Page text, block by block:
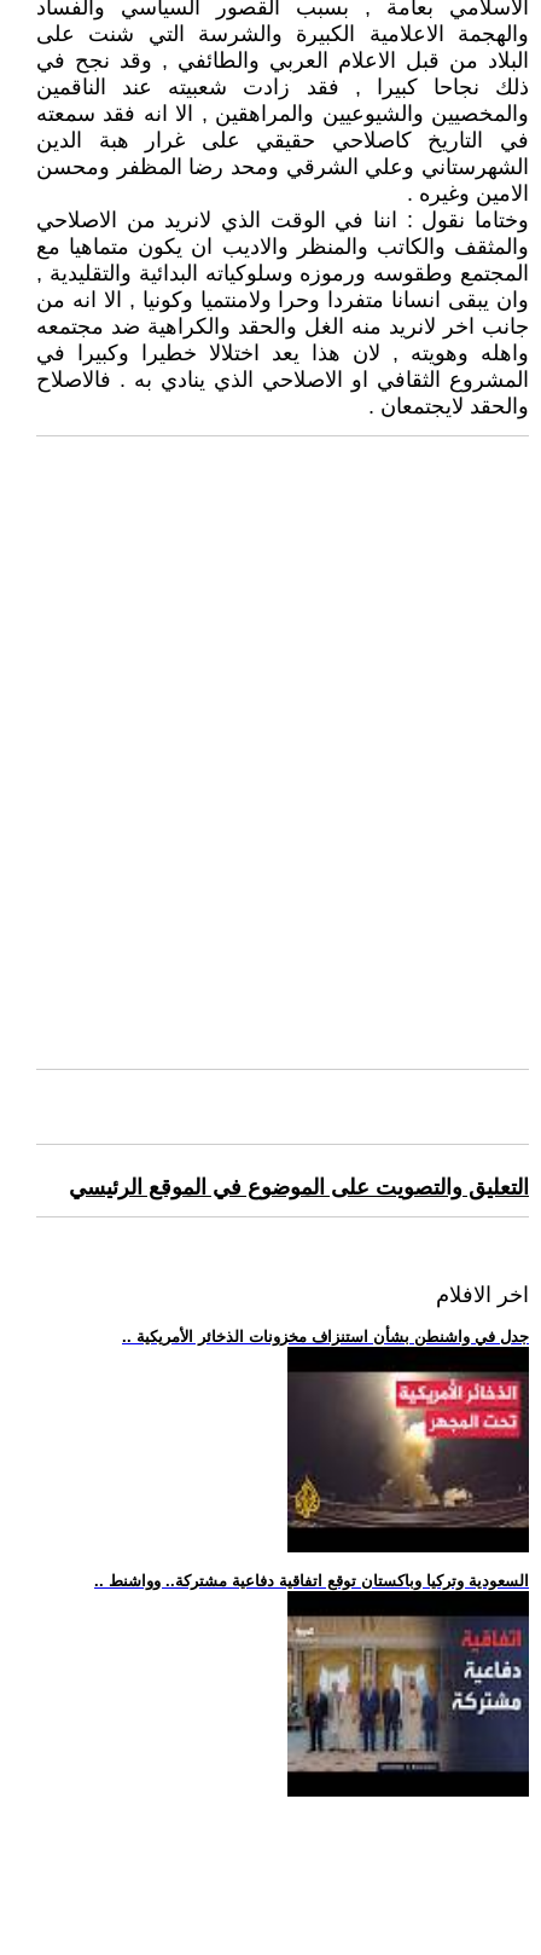
الاسلامي بعامة , بسبب القصور السياسي والفساد
والهجمة الاعلامية الكبيرة والشرسة التي شنت على
البلاد من قبل الاعلام العربي والطائفي , وقد نجح في
ذلك نجاحا كبيرا , فقد زادت شعبيته عند الناقمين
والمخصيين والشيوعيين والمراهقين , الا انه فقد سمعته
في التاريخ كاصلاحي حقيقي على غرار هبة الدين
الشهرستاني وعلي الشرقي ومحد رضا المظفر ومحسن
الامين وغيره .
وختاما نقول : اننا في الوقت الذي لانريد من الاصلاحي
والمثقف والكاتب والمنظر والاديب ان يكون متماهيا مع
المجتمع وطقوسه ورموزه وسلوكياته البدائية والتقليدية ,
وان يبقى انسانا متفردا وحرا ولامنتميا وكونيا , الا انه من
جانب اخر لانريد منه الغل والحقد والكراهية ضد مجتمعه
واهله وهويته , لان هذا يعد اختلالا خطيرا وكبيرا في
المشروع الثقافي او الاصلاحي الذي ينادي به . فالاصلاح
والحقد لايجتمعان .
التعليق والتصويت على الموضوع في الموقع الرئيسي
اخر الافلام
.. جدل في واشنطن بشأن استنزاف مخزونات الذخائر الأمريكية
.. السعودية وتركيا وباكستان توقع اتفاقية دفاعية مشتركة.. وواشنط